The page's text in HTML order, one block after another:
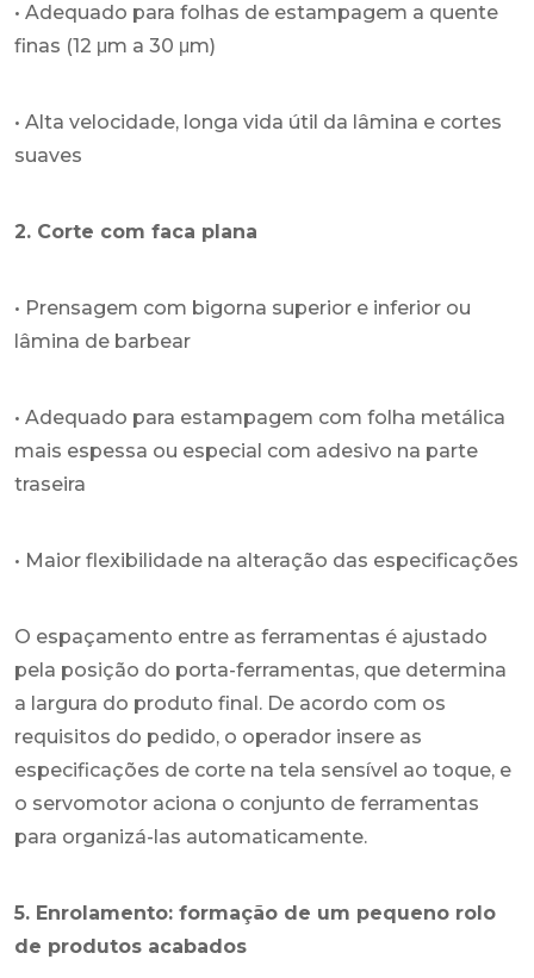
• Adequado para folhas de estampagem a quente
finas (12 μm a 30 μm)
• Alta velocidade, longa vida útil da lâmina e cortes
suaves
2. Corte com faca plana
• Prensagem com bigorna superior e inferior ou
lâmina de barbear
• Adequado para estampagem com folha metálica
mais espessa ou especial com adesivo na parte
traseira
• Maior flexibilidade na alteração das especificações
O espaçamento entre as ferramentas é ajustado
pela posição do porta-ferramentas, que determina
a largura do produto final. De acordo com os
requisitos do pedido, o operador insere as
especificações de corte na tela sensível ao toque, e
o servomotor aciona o conjunto de ferramentas
para organizá-las automaticamente.
5. Enrolamento: formação de um pequeno rolo
de produtos acabados